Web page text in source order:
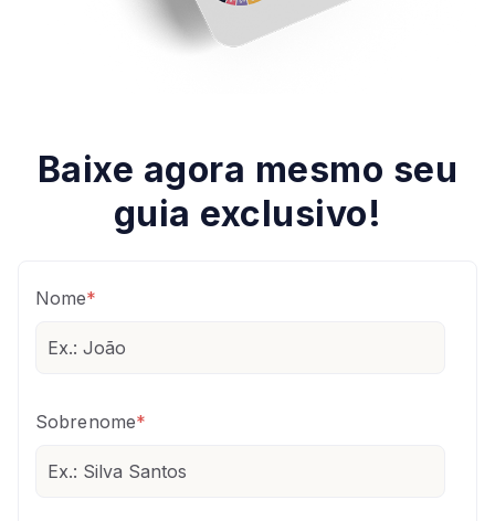
Baixe agora mesmo seu
guia exclusivo!
Nome*
Sobrenome*